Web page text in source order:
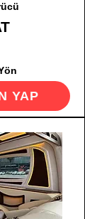
YAP